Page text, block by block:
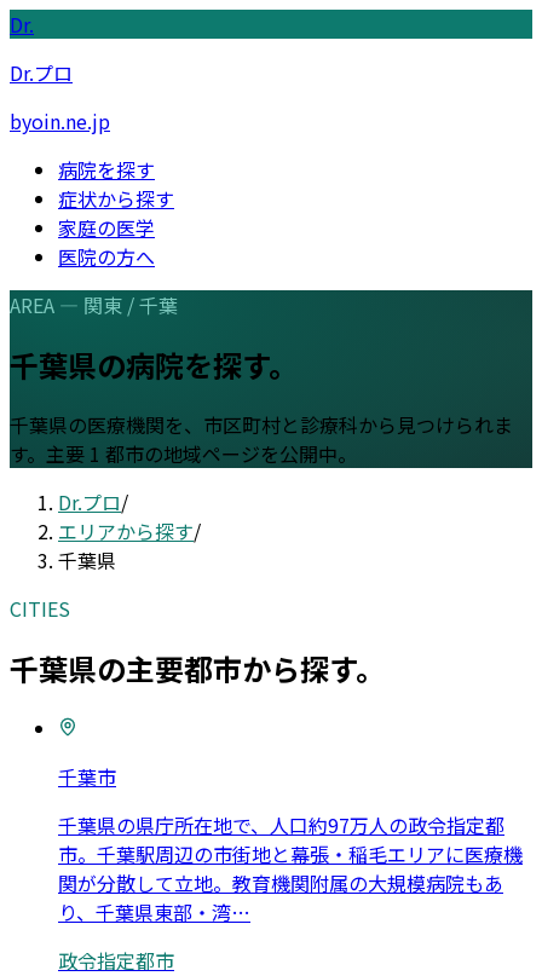
Dr.
Dr.プロ
byoin.ne.jp
病院を探す
症状から探す
家庭の医学
医院の方へ
AREA — 関東 /千葉
千葉県の病院を探す。
千葉県の医療機関を、市区町村と診療科から見つけられま
す。 主要 1 都市の地域ページを公開中。
Dr.プロ/
エリアから探す/
千葉県
CITIES
千葉県の主要都市から探す。
千葉市
千葉県の県庁所在地で、人口約97万人の政令指定都
市。千葉駅周辺の市街地と幕張・稲毛エリアに医療機
関が分散して立地。教育機関附属の大規模病院もあ
り、千葉県東部・湾…
政令指定都市